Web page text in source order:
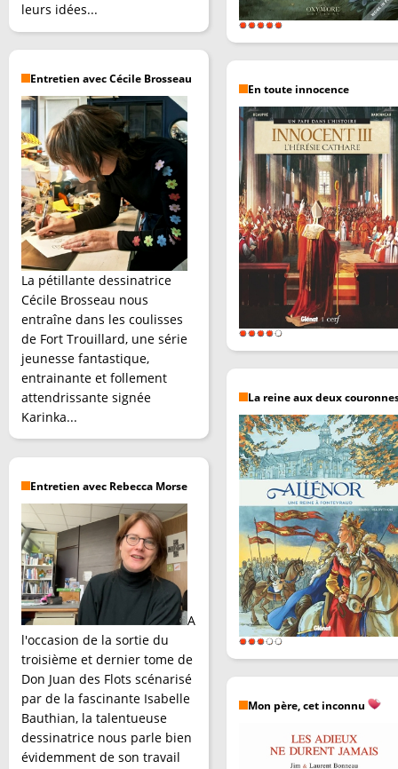
leurs idées...
Entretien avec Cécile Brosseau
La pétillante dessinatrice
Cécile Brosseau nous
entraîne dans les coulisses
de Fort Trouillard, une série
jeunesse fantastique,
entrainante et follement
attendrissante signée
Karinka...
Entretien avec Rebecca Morse
A
l'occasion de la sortie du
troisième et dernier tome de
Don Juan des Flots scénarisé
par de la fascinante Isabelle
Bauthian, la talentueuse
dessinatrice nous parle bien
évidemment de son travail
En toute innocence
La reine aux deux
Mon père, cet inconnu